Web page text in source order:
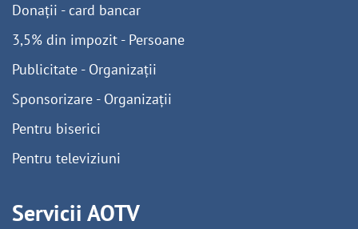
Donații - card bancar
3,5% din impozit - Persoane
Publicitate - Organizații
Sponsorizare - Organizații
Pentru biserici
Pentru televiziuni
Servicii AOTV